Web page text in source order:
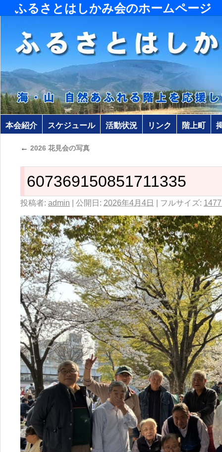
ふるさとはしかみ会のホームページ
本会紹介 スケジュール 活動状況 リンク 階上町
← 2026 花見会の写真
607369150851711335
投稿者: admin 公開日: 2026年4月4日 フルサイズ: